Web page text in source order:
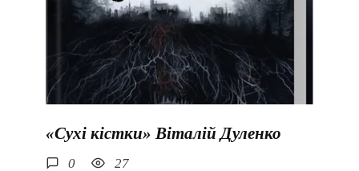
«Сухі кістки» Віталій Дуленко
0 27